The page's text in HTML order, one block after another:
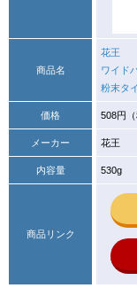
商品名
花王
ワイド
粉末タ
価格 508円（
メーカー 花王
内容量 530g
商品リンク